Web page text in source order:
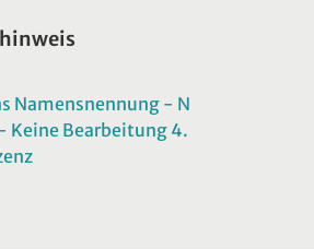
Namensnennung - N
Bearbeitung 4.